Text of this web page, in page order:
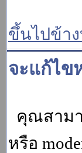
ขึ้นไปข้า
จะแก้ไข
คุณสาม
หรือ